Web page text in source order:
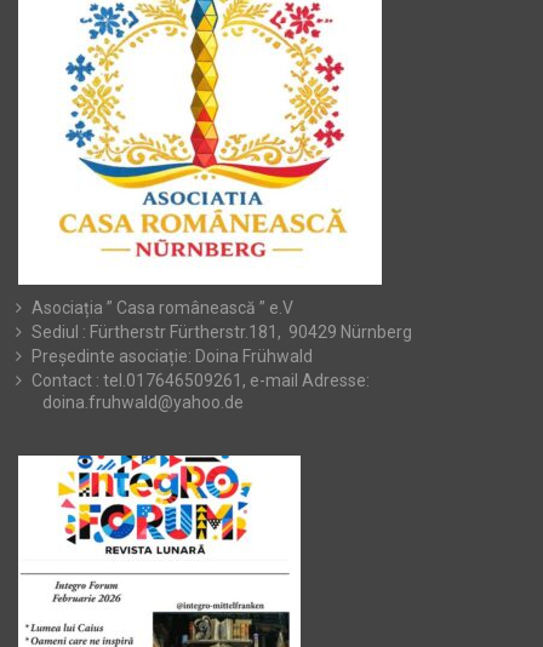
Asociația ” Casa românească ” e.V
Sediul : Fürtherstr Fürtherstr.181, 90429 Nürnberg
Președinte asociație: Doina Frühwald
Contact : tel.017646509261, e-mail Adresse:
doina.fruhwald@yahoo.de